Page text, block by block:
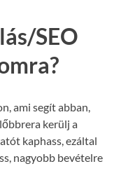
SEO
ami segít abban,
kerülj a
kaphass, ezáltal
nagyobb bevételre